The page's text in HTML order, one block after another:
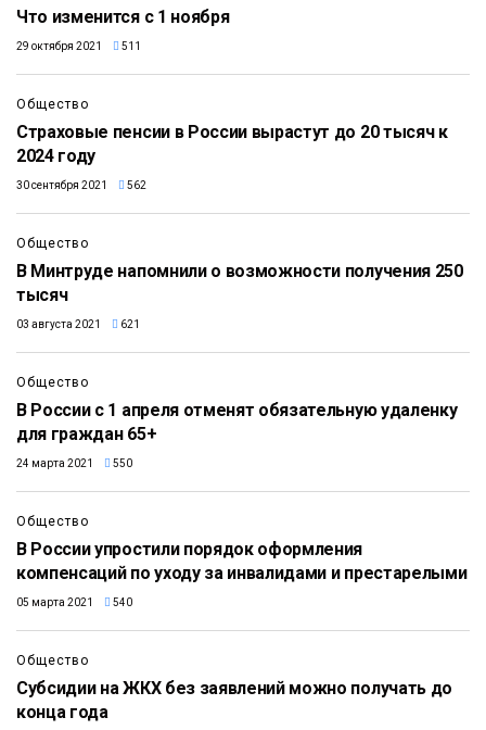
Что изменится с 1 ноября
29 октября 2021 511
Общество
Страховые пенсии в России вырастут до 20 тысяч к
2024 году
30 сентября 2021 562
Общество
В Минтруде напомнили о возможности получения 250
тысяч
03 августа 2021 621
Общество
В России с 1 апреля отменят обязательную удаленку
для граждан 65+
24 марта 2021 550
Общество
В России упростили порядок оформления
компенсаций по уходу за инвалидами и престарелыми
05 марта 2021 540
Общество
Субсидии на ЖКХ без заявлений можно получать до
конца года